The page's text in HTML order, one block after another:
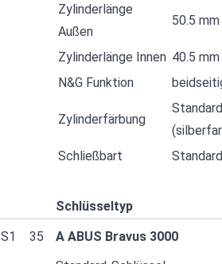
Zylinderlänge
Außen
50.5 mm
Zylinderlänge Innen 40.5 mm
N&G Funktion
Zylinderfärbung
Schließbart
Standard
Schlüsseltyp
S1
35 A ABUS Bravus 3000